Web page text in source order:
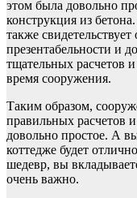
этом была довольно
конструкция из
также
презентабельности и
тщательных расчетов
время сооружения.
Таким образом,
правильных расчетов
довольно простое. А
коттедже будет
шедевр, вы
очень важно.